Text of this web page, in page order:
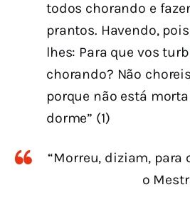
todos chorando e
prantos. Havendo,
lhes: Para que vos
chorando? Não
porque não está
dorme” (1)
“Morreu, diziam,
o